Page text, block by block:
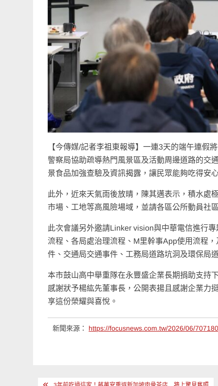
【今傳媒/記者李祖東報導】一連3天的端午連假
警察局協助疏導熱門風景區及活動周邊道路的交
景食品加強查驗及資訊揭露，讓民眾能夠吃得安
此外，近來天氣雨後放晴，陳其邁表示，積水處
市場、工地等高風險場域，並請各區公所動員社
此次會議另外邀請Linker vision與中華電信進行
流程、各局處治理流程、M里幹事App使用流程
件、交通局交通事件、工務局道路坑洞及環保局
本市鼓山高中舉重隊在永豐盛企業長期捐助支持
感謝狀予楊紘先董事長，公開表揚且感謝企業力
享這份榮耀與喜悅。
新聞來源： https://focusnews.com.tw/2026/06/